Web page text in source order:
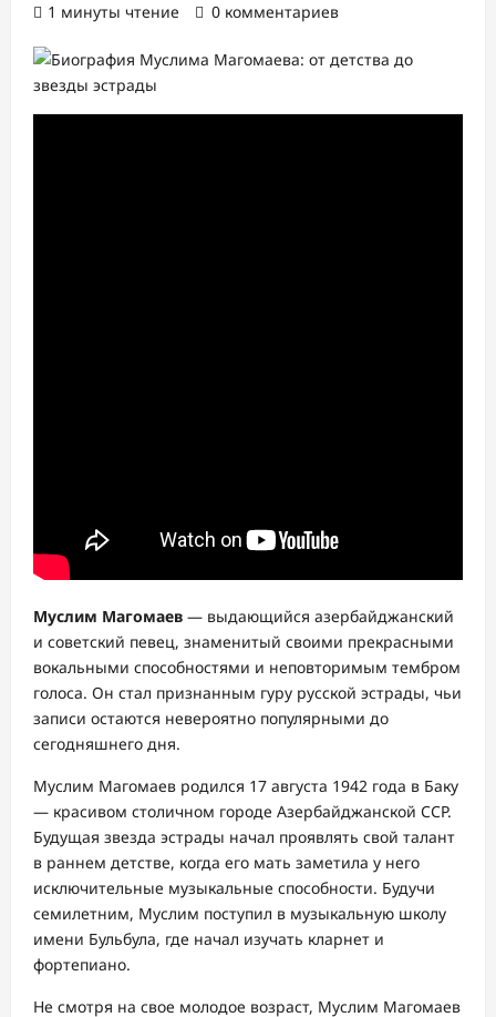
1 минуты чтение
0 комментариев
Муслим Магомаев — выдающийся азербайджанский
и советский певец, знаменитый своими прекрасными
вокальными способностями и неповторимым тембром
голоса. Он стал признанным гуру русской эстрады, чьи
записи остаются невероятно популярными до
сегодняшнего дня.
Муслим Магомаев родился 17 августа 1942 года в Баку
— красивом столичном городе Азербайджанской ССР.
Будущая звезда эстрады начал проявлять свой талант
в раннем детстве, когда его мать заметила у него
исключительные музыкальные способности. Будучи
семилетним, Муслим поступил в музыкальную школу
имени Бульбула, где начал изучать кларнет и
фортепиано.
Не смотря на свое молодое возраст, Муслим Магомаев